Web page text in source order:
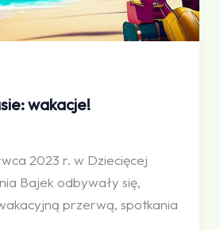
wakacje!
2023 r. w Dziecięcej
Bajek odbywały się,
przerwą, spotkania